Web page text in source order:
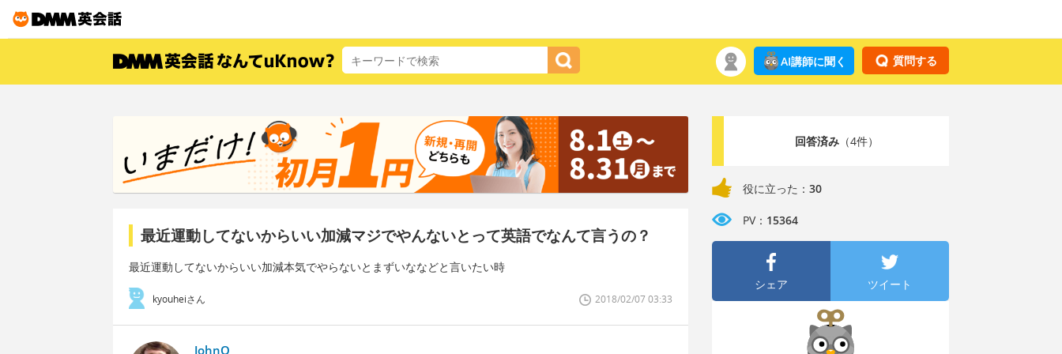
質問する
AI講師に聞く
最近運動してないからいい加減マジでやんないとって英語でなんて言うの？
最近運動してないからいい加減本気でやらないとまずいななどと言いたい時
kyouheiさん 2018/02/07 03:33
JohnO
回答済み（4件）
役に立った： 30
PV： 15364
シェア ツイート